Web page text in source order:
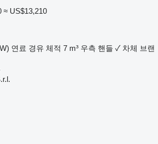
≈ US$13,210
연료 경유 체적 7 m³ 우측 핸들 ✓ 차체 브랜